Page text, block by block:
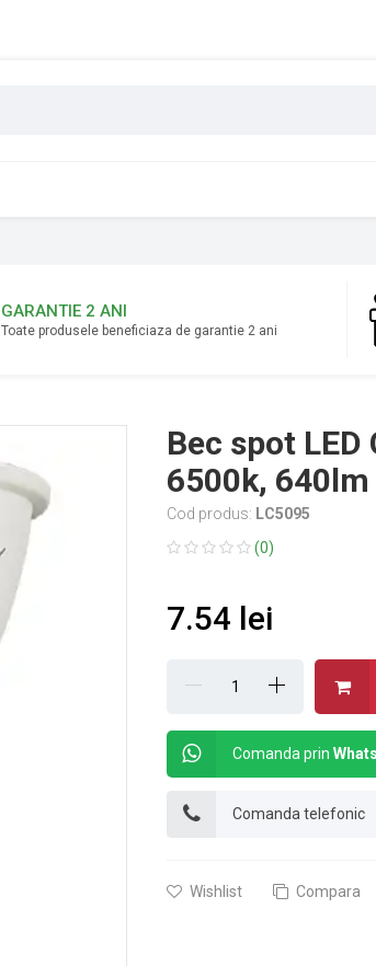
GARANTIE 2 ANI
Toate produsele beneficiaza de garantie 2 ani
Bec spot LED
6500k, 640lm
Cod produs: LC5095
(0)
7.54 lei
Comanda prin
Comanda telefonic
Wishlist Compara